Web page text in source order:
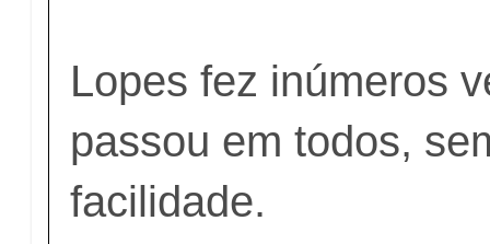
Lopes fez inúmeros
passou em todos,
facilidade.